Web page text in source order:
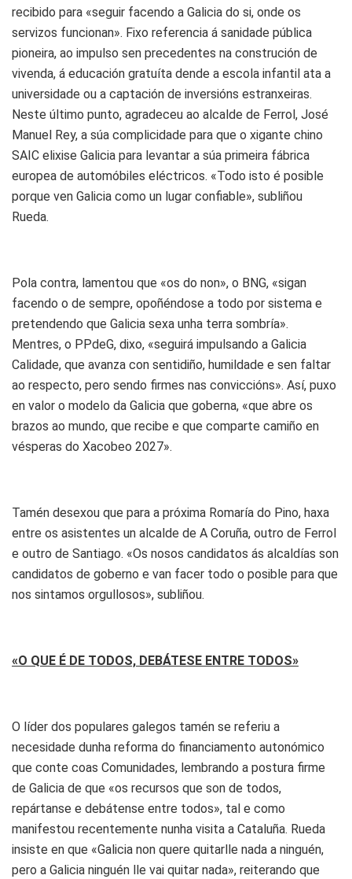
recibido para «seguir facendo a Galicia do si, onde os
servizos funcionan». Fixo referencia á sanidade pública
pioneira, ao impulso sen precedentes na construción de
vivenda, á educación gratuíta dende a escola infantil ata a
universidade ou a captación de inversións estranxeiras.
Neste último punto, agradeceu ao alcalde de Ferrol, José
Manuel Rey, a súa complicidade para que o xigante chino
SAIC elixise Galicia para levantar a súa primeira fábrica
europea de automóbiles eléctricos. «Todo isto é posible
porque ven Galicia como un lugar confiable», subliñou
Rueda.
Pola contra, lamentou que «os do non», o BNG, «sigan
facendo o de sempre, opoñéndose a todo por sistema e
pretendendo que Galicia sexa unha terra sombría».
Mentres, o PPdeG, dixo, «seguirá impulsando a Galicia
Calidade, que avanza con sentidiño, humildade e sen faltar
ao respecto, pero sendo firmes nas conviccións». Así, puxo
en valor o modelo da Galicia que goberna, «que abre os
brazos ao mundo, que recibe e que comparte camiño en
vésperas do Xacobeo 2027».
Tamén desexou que para a próxima Romaría do Pino, haxa
entre os asistentes un alcalde de A Coruña, outro de Ferrol
e outro de Santiago. «Os nosos candidatos ás alcaldías son
candidatos de goberno e van facer todo o posible para que
nos sintamos orgullosos», subliñou.
«O QUE É DE TODOS, DEBÁTESE ENTRE TODOS»
O líder dos populares galegos tamén se referiu a
necesidade dunha reforma do financiamento autonómico
que conte coas Comunidades, lembrando a postura firme
de Galicia de que «os recursos que son de todos,
repártanse e debátense entre todos», tal e como
manifestou recentemente nunha visita a Cataluña. Rueda
insiste en que «Galicia non quere quitarlle nada a ninguén,
pero a Galicia ninguén lle vai quitar nada», reiterando que